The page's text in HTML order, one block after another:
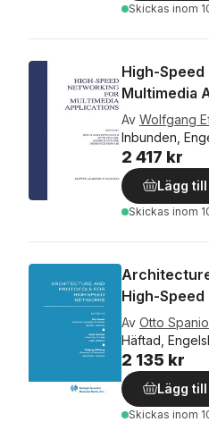
Skickas inom
High-
Multimedia
Av Wolfgang
Inbunden,
2 417 kr
Lägg till
Skickas inom
High-
Av Otto
Häftad,
2 135 kr
Lägg till
Skickas inom